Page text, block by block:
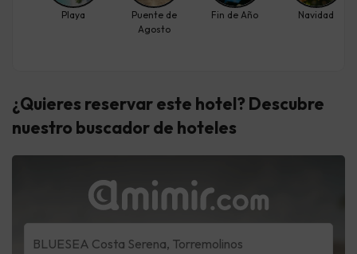
Playa
Puente de
Agosto
Fin de Año Navidad
¿Quieres reservar este hotel? Descubre
nuestro buscador de hoteles